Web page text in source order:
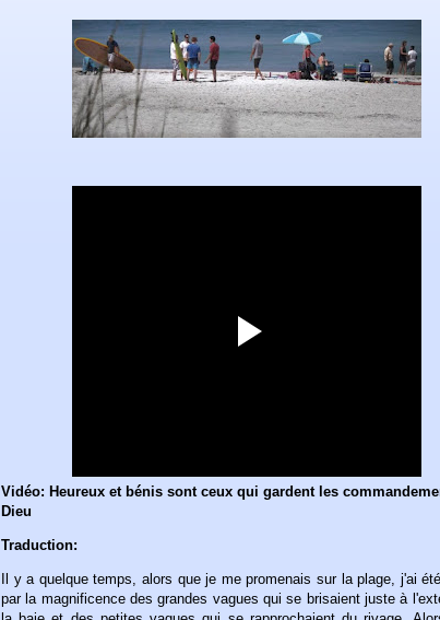
Vidéo: Heureux et bénis sont ceux qui gardent les
Dieu
Traduction:
Il y a quelque temps, alors que je me promenais sur la plage, j'ai
par la magnificence des grandes vagues qui se brisaient juste à